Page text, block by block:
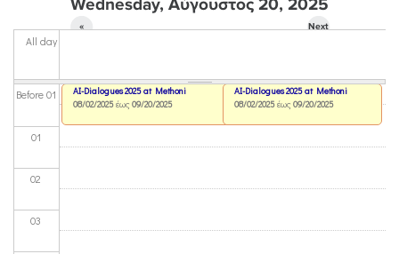
«
Next
All day
Before 01
01
02
03
AI-Dialogues 2025 at Methoni
08/02/2025έως 09/20/2025
AI-Dialogues 2025 at Methoni
08/02/2025έως 09/20/2025